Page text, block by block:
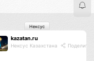
kazatan.ru
Нексус Казахстана
Нексус